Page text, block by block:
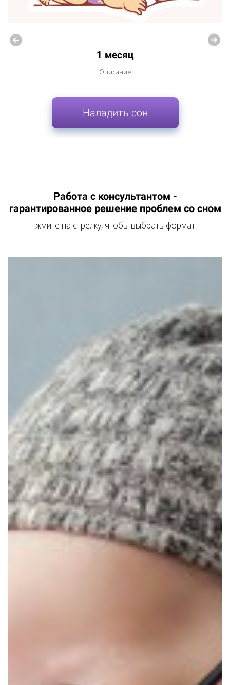
1 месяц
Описание
Наладить сон
Работа с консультантом -
гарантированное решение проблем со сном
жмите на стрелку, чтобы выбрать формат